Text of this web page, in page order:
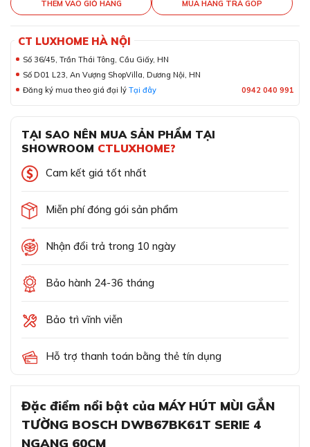
THÊM VÀO GIỎ HÀNG MUA HÀNG TRẢ GÓP
CT LUXHOME HÀ NỘI
Số 36/45, Trần Thái Tông, Cầu Giấy, HN
Số D01 L23, An Vượng ShopVilla, Dương Nội, HN
Đăng ký mua theo giá đại lý Tại đây 0942 040 991
TẠI SAO NÊN MUA SẢN PHẨM TẠI
SHOWROOM CTLUXHOME?
Cam kết giá tốt nhất
Miễn phí đóng gói sản phẩm
Nhận đổi trả trong 10 ngày
Bảo hành 24-36 tháng
Bảo trì vĩnh viễn
Hỗ trợ thanh toán bằng thẻ tín dụng
Đặc điểm nổi bật của MÁY HÚT MÙI GẮN
TƯỜNG BOSCH DWB67BK61T SERIE 4
NGANG 60CM